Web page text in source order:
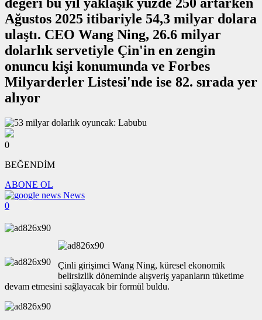
Ağustos 2025 itibariyle 54,3 milyar dolara
ulaştı. CEO Wang Ning, 26.6 milyar
dolarlık servetiyle Çin'in en zengin
onuncu kişi konumunda ve Forbes
Milyarderler Listesi'nde ise 82. sırada yer
alıyor
0
BEĞENDİM
ABONE OL
News
0
Çinli girişimci Wang Ning, küresel ekonomik
belirsizlik döneminde alışveriş yapanların tüketime
devam etmesini sağlayacak bir formül buldu.